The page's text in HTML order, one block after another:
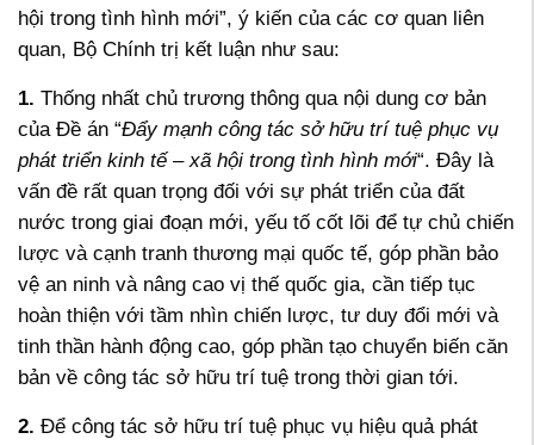
hội trong tình hình mới”, ý kiến của các cơ quan liên
quan, Bộ Chính trị kết luận như sau:
1. Thống nhất chủ trương thông qua nội dung cơ bản
của Đề án “Đẩy mạnh công tác sở hữu trí tuệ phục vụ
phát triển kinh tế – xã hội trong tình hình mới“. Đây là
vấn đề rất quan trọng đối với sự phát triển của đất
nước trong giai đoạn mới, yếu tố cốt lõi để tự chủ chiến
lược và cạnh tranh thương mại quốc tế, góp phần bảo
vệ an ninh và nâng cao vị thế quốc gia, cần tiếp tục
hoàn thiện với tầm nhìn chiến lược, tư duy đổi mới và
tinh thần hành động cao, góp phần tạo chuyển biến căn
bản về công tác sở hữu trí tuệ trong thời gian tới.
2. Để công tác sở hữu trí tuệ phục vụ hiệu quả phát